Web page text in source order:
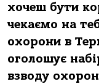
хочеш бути
чекаємо на
охорони в
оголошує
взводу